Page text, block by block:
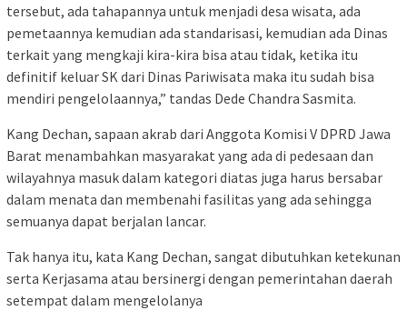
tersebut, ada tahapannya untuk menjadi desa wisata, ada
pemetaannya kemudian ada standarisasi, kemudian ada Dinas
terkait yang mengkaji kira-kira bisa atau tidak, ketika itu
definitif keluar SK dari Dinas Pariwisata maka itu sudah bisa
mendiri pengelolaannya,” tandas Dede Chandra Sasmita.
Kang Dechan, sapaan akrab dari Anggota Komisi V DPRD Jawa
Barat menambahkan masyarakat yang ada di pedesaan dan
wilayahnya masuk dalam kategori diatas juga harus bersabar
dalam menata dan membenahi fasilitas yang ada sehingga
semuanya dapat berjalan lancar.
Tak hanya itu, kata Kang Dechan, sangat dibutuhkan ketekunan
serta Kerjasama atau bersinergi dengan pemerintahan daerah
setempat dalam mengelolanya